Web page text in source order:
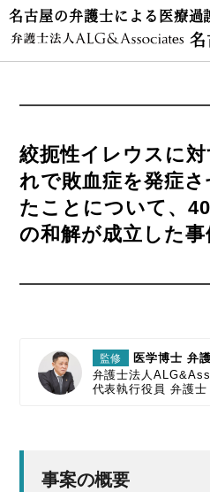
名古屋の弁護士による医療過
絞扼性イレウスに
れで敗血症を発症
たことについて、
の和解が成立した事
監修
医学博士 弁
弁護士法人
代表執行役員弁護士
事案の概要